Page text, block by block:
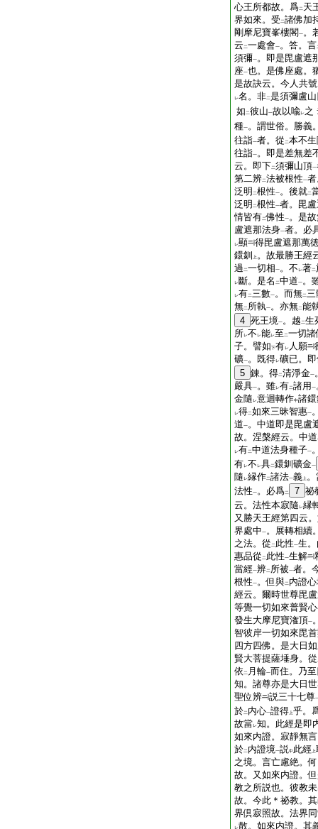
心王所都故。爲二 天
界如來。受 二諸佛加
剛摩尼寶峯樓閣一。
云 二一處會一。答。言
須彌一。即是毘盧遮
座一也。是佛座處。
是故訣云。今人共
レ名。非二是須彌盧
如 二彼山一故以喩レ之
種一。謂世俗。勝義
往詣一者。從 二本不
往詣一。即是差無差
云。即下二須彌山頂一
第二辨二法被根性一
泛明 二根性一。後就二
泛明 二根性一者。毘
情皆有二佛性一。是
盧遮那法身一者。必
レ顯
得毘盧遮那萬
鐶釧
上 。故最勝王經
過 二一切相一。不 レ著二
レ斷。是名 二中道一。
レ有二三數一。而無二三
無二 所執一。亦無二能
4 死王境一。越 二生
所レ不 レ能レ至 二一切諸
子。譬如下有レ 人願
礦一。既得レ礦已。
5 錬。得二清淨金一
嚴具一。雖レ有二諸用 一
金隨 レ意迴轉作中諸
レ得二如來三昧智惠一
道一。中道即是毘盧
故。涅槃經云。中
レ有二中道法身種子一
有レ不 レ具二鐶釧礦金一
隨 レ縁作二諸法一義 上 。
法性一。必爲二 7 祕
云。法性本寂隨 レ縁
又勝天王經第四云
界處中一。展轉相續
之法。從 二 此性一生
惠品從 二 此性一生解
當經一辨二 所被一者。
根性一。但與二 内證
經云。爾時世尊毘
等覺一切如來普賢心
發生大摩尼寶潅頂一
智彼岸一切如來毘
四方四佛。是大日
賢大菩提薩埵身。從
依 二 月輪一而住。乃
知。諸尊亦是大日
聖位辨
説三十七尊
於二 内心一證得 上乎。
故當レ知。此經是即
如來内證。寂靜無
於二 内證境一説中此經 上
之境。言亡慮絶。
故。又如來内證。
教之所説也。彼教未
故。今此＊祕教。
界倶寂照故。法界
レ散。如來内證。其